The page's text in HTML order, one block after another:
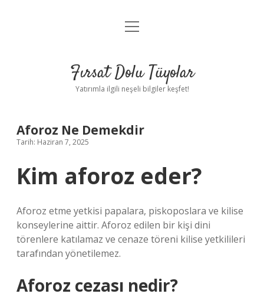
Gizlilik Politikası
Yasal Uyarı
menüyü
Fırsat Dolu Tüyolar
Yatırımla ilgili neşeli bilgiler keşfet!
Aforoz Ne Demekdir
Tarih: Haziran 7, 2025
Kim aforoz eder?
Aforoz etme yetkisi papalara, piskoposlara ve kilise
konseylerine aittir. Aforoz edilen bir kişi dini
törenlere katılamaz ve cenaze töreni kilise yetkilileri
tarafından yönetilemez.
Aforoz cezası nedir?